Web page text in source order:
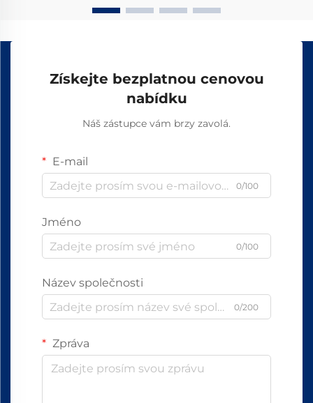
Získejte bezplatnou cenovou
nabídku
Náš zástupce vám brzy zavolá.
E-mail
0/100
Jméno
0/100
Název společnosti
0/200
Zpráva